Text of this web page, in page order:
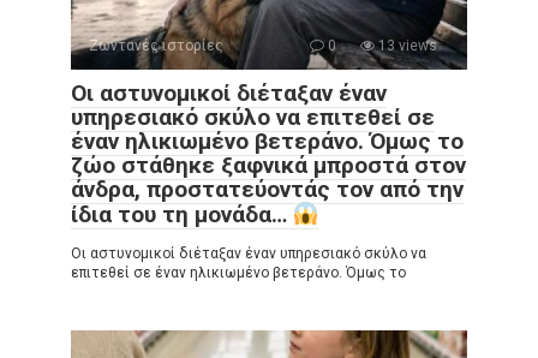
Ζωντανές ιστορίες 0 13 views
Οι αστυνομικοί διέταξαν έναν
υπηρεσιακό σκύλο να επιτεθεί σε
έναν ηλικιωμένο βετεράνο. Όμως το
ζώο στάθηκε ξαφνικά μπροστά στον
άνδρα, προστατεύοντάς τον από την
ίδια του τη μονάδα…
Οι αστυνομικοί διέταξαν έναν υπηρεσιακό σκύλο να
επιτεθεί σε έναν ηλικιωμένο βετεράνο. Όμως το